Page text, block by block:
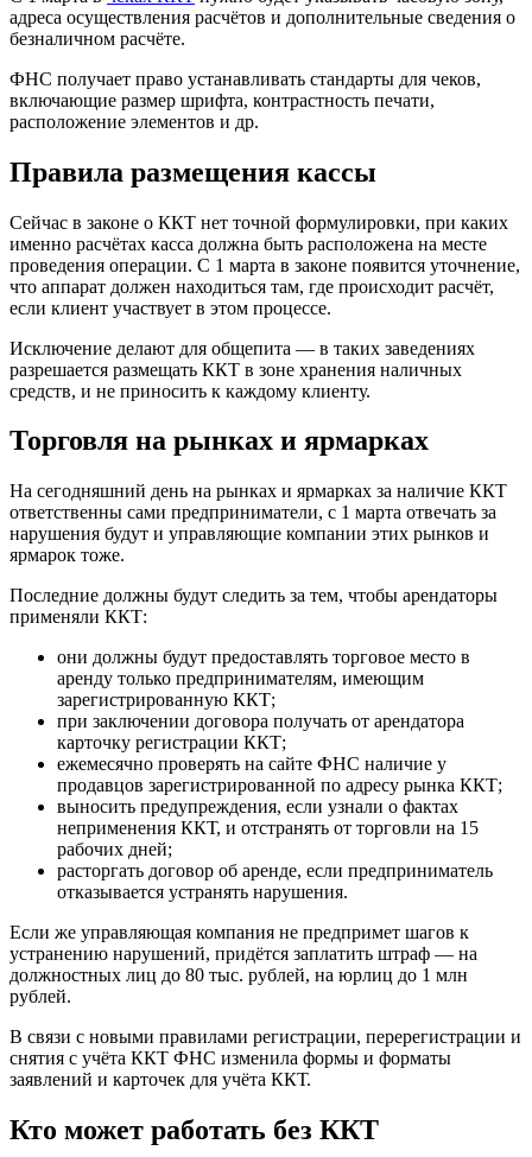
адреса осуществления расчётов и дополнительные сведения о
безналичном расчёте.
ФНС получает право устанавливать стандарты для чеков,
включающие размер шрифта, контрастность печати,
расположение элементов и др.
Правила размещения кассы
Сейчас в законе о ККТ нет точной формулировки, при каких
именно расчётах касса должна быть расположена на месте
проведения операции. С 1 марта в законе появится уточнение,
что аппарат должен находиться там, где происходит расчёт,
если клиент участвует в этом процессе.
Исключение делают для общепита — в таких заведениях
разрешается размещать ККТ в зоне хранения наличных
средств, и не приносить к каждому клиенту.
Торговля на рынках и ярмарках
На сегодняшний день на рынках и ярмарках за наличие ККТ
ответственны сами предприниматели, с 1 марта отвечать за
нарушения будут и управляющие компании этих рынков и
ярмарок тоже.
Последние должны будут следить за тем, чтобы арендаторы
применяли ККТ:
они должны будут предоставлять торговое место в
аренду только предпринимателям, имеющим
зарегистрированную ККТ;
при заключении договора получать от арендатора
карточку регистрации ККТ;
ежемесячно проверять на сайте ФНС наличие у
продавцов зарегистрированной по адресу рынка ККТ;
выносить предупреждения, если узнали о фактах
неприменения ККТ, и отстранять от торговли на 15
рабочих дней;
расторгать договор об аренде, если предприниматель
отказывается устранять нарушения.
Если же управляющая компания не предпримет шагов к
устранению нарушений, придётся заплатить штраф — на
должностных лиц до 80 тыс. рублей, на юрлиц до 1 млн
рублей.
В связи с новыми правилами регистрации, перерегистрации и
снятия с учёта ККТ ФНС изменила формы и форматы
заявлений и карточек для учёта ККТ.
Кто может работать без ККТ